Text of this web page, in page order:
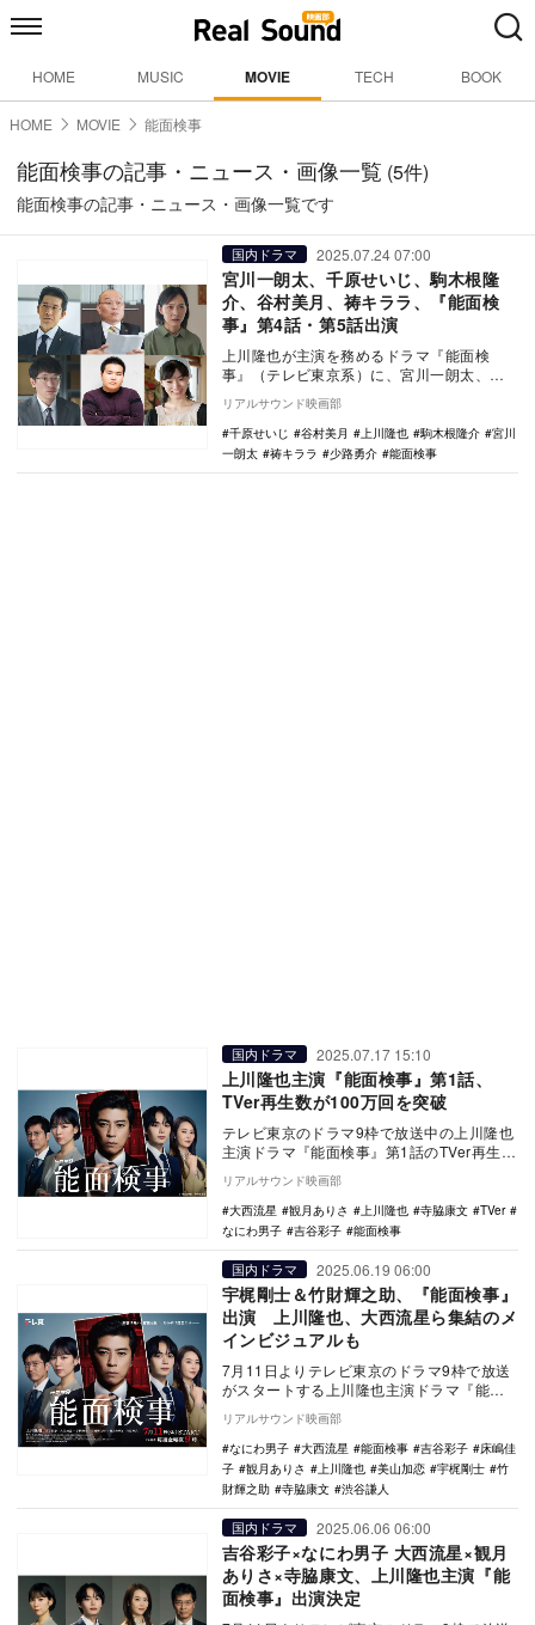
HOME MUSIC MOVIE TECH BOOK
HOME MOVIE 能面検事
能面検事の記事・ニュース・画像一覧 (5件)
能面検事の記事・ニュース・画像一覧です
国内ドラマ 2025.07.24 07:00
宮川一朗太、千原せいじ、駒木根隆
介、谷村美月、祷キララ、『能面検
事』第4話・第5話出演
上川隆也が主演を務めるドラマ『能面検
事』（テレビ東京系）に、宮川一朗太、少
路勇介、千原せいじ、駒木根隆介、谷村美
月、祷キララがゲ…
リアルサウンド映画部
千原せいじ
谷村美月 上川隆也 駒木根隆介
宮川
一朗太
祷キララ 少路勇介 能面検事
国内ドラマ 2025.07.17 15:10
上川隆也主演『能面検事』第1話、
TVer再生数が100万回を突破
テレビ東京のドラマ9枠で放送中の上川隆也
主演ドラマ『能面検事』第1話のTVer再生数
が100万回を突破した。（※） TVerで…
リアルサウンド映画部
大西流星
観月ありさ 上川隆也 寺脇康文
TVer
なにわ男子
吉谷彩子 能面検事
国内ドラマ 2025.06.19 06:00
宇梶剛士＆竹財輝之助、『能面検事』
出演 上川隆也、大西流星ら集結のメ
インビジュアルも
7月11日よりテレビ東京のドラマ9枠で放送
がスタートする上川隆也主演ドラマ『能面
検事』に宇梶剛士と竹財輝之助が出演する
ことが発表…
リアルサウンド映画部
なにわ男子
大西流星 能面検事 吉谷彩子
床嶋佳
子
観月ありさ 上川隆也 美山加恋 宇梶剛士
竹
財輝之助
寺脇康文 渋谷謙人
国内ドラマ 2025.06.06 06:00
吉谷彩子×なにわ男子 大西流星×観月
ありさ×寺脇康文、上川隆也主演『能
面検事』出演決定